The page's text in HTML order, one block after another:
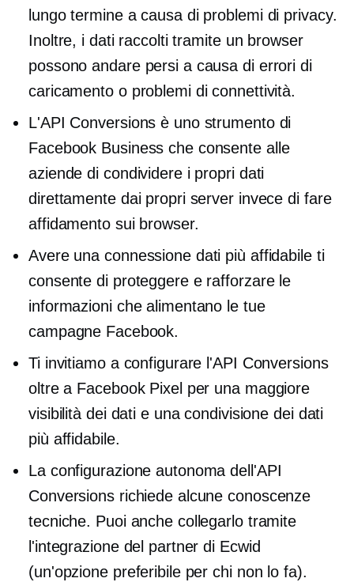
lungo termine a causa di problemi di privacy.
Inoltre, i dati raccolti tramite un browser
possono andare persi a causa di errori di
caricamento o problemi di connettività.
L'API Conversions è uno strumento di
Facebook Business che consente alle
aziende di condividere i propri dati
direttamente dai propri server invece di fare
affidamento sui browser.
Avere una connessione dati più affidabile ti
consente di proteggere e rafforzare le
informazioni che alimentano le tue
campagne Facebook.
Ti invitiamo a configurare l'API Conversions
oltre a Facebook Pixel per una maggiore
visibilità dei dati e una condivisione dei dati
più affidabile.
La configurazione autonoma dell'API
Conversions richiede alcune conoscenze
tecniche. Puoi anche collegarlo tramite
l'integrazione del partner di Ecwid
(un'opzione preferibile per chi non lo fa).